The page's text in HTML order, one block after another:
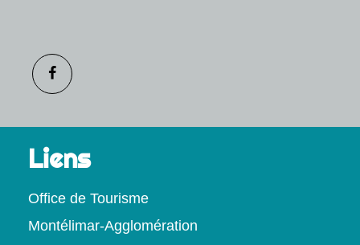
Liens
Office de Tourisme
Montélimar-Agglomération